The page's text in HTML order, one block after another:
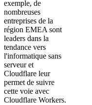
exemple, de
nombreuses
entreprises de la
région EMEA sont
leaders dans la
tendance vers
l'informatique sans
serveur et
Cloudflare leur
permet de suivre
cette voie avec
Cloudflare Workers.